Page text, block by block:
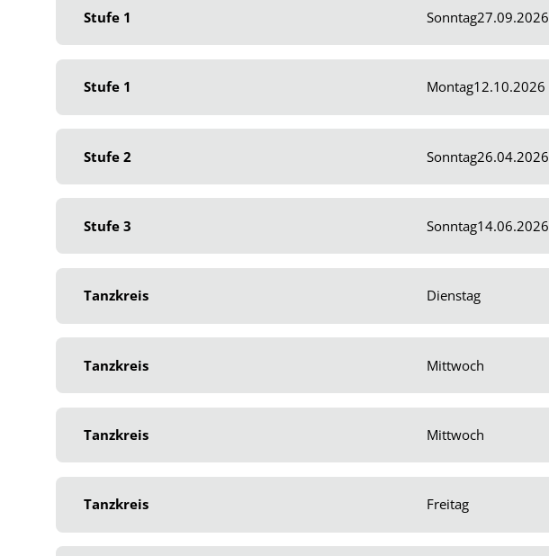
Stufe 1 Sonntag27.09.2026
Stufe 1 Montag12.10.2026
Stufe 2 Sonntag26.04.2026
Stufe 3 Sonntag14.06.2026
Tanzkreis Dienstag
Tanzkreis Mittwoch
Tanzkreis Mittwoch
Tanzkreis Freitag